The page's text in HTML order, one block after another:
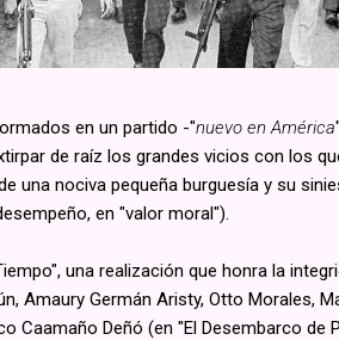
en un partido -"nuevo en América
de raíz los grandes vicios con los
una nociva pequeña burguesía y su
en "valor moral").
una realización que honra la
Amaury Germán Aristy, Otto Morales,
Caamaño Deñó (en "El Desembarco